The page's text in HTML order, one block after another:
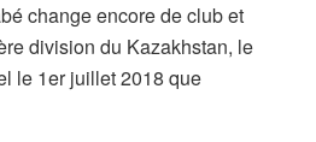
change encore de club et
division du Kazakhstan, le
le 1er juillet 2018 que